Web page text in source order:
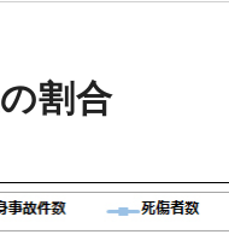
け保険特設サイト
割合